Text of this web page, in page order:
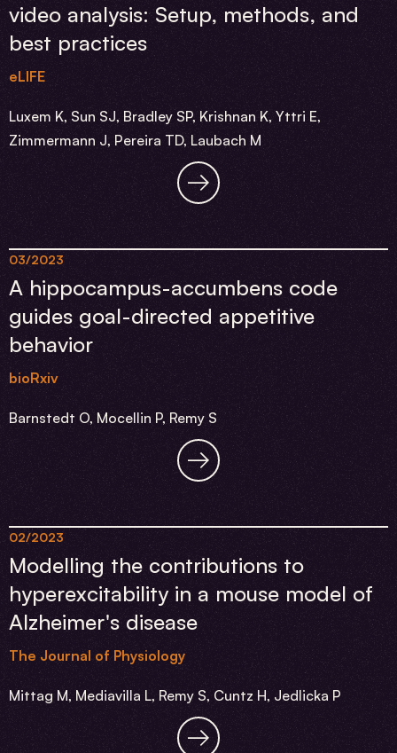
video analysis: Setup, methods, and
best practices
eLIFE
Luxem K, Sun SJ, Bradley SP, Krishnan K, Yttri E,
Zimmermann J, Pereira TD, Laubach M
03/2023
A hippocampus-accumbens code
guides goal-directed appetitive
behavior
bioRxiv
Barnstedt O, Mocellin P, Remy S
02/2023
Modelling the contributions to
hyperexcitability in a mouse model of
Alzheimer's disease
The Journal of Physiology
Mittag M, Mediavilla L, Remy S, Cuntz H, Jedlicka P